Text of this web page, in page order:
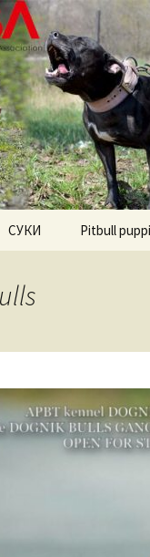
DOGNIK
СУКИ
питбультерьер
Pitbull